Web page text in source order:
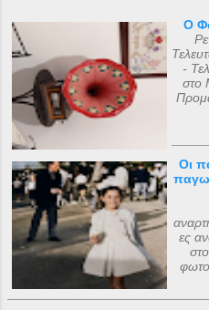
Ο
-
στο
Οι
ες